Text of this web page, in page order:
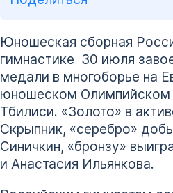
Юношеская сборная
гимнастике 30 июля
медали в многоборье на
юношеском Олимпийском
Тбилиси. «Золото» в
Скрыпник, «серебро»
Синичкин, «бронзу»
и Анастасия Ильянкова.